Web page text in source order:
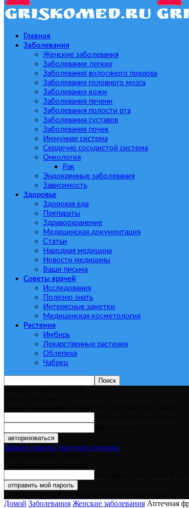
Главная
Заболевания
Женские заболевания
Заболевание легких
Заболевания волосяного покрова
Заболевания головного мозга
Заболевания кожи
Заболевания печени
Заболевания полости рта
Заболевания суставов
Заболевания почек
Иммунная система
Сердечно сосудистой система
Онкология
Рак
Эндокринные заболевания
Зависимость
Здоровье
Здоровая еда
Препараты
Здравоохранение
Медецинская документация
Статьи
Народная медицина
Новости медицины
Ваши письма
Советы врачей
Исследования
Полезно знать
Интересные заметки
Медицинская косметология
Растения
Имбирь
Лекарственные растения
Облепиха
Чабрец
Забыли пароль? получить помощь
Домой Заболевания Женские заболевания Аптечная